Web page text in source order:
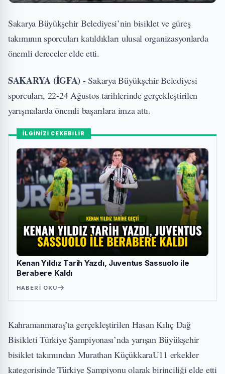
Sakarya Büyükşehir Belediyesi’nin bisiklet ve güreş
takımının sporcuları katıldıkları ulusal organizasyonlarda
önemli dereceler elde etti.
SAKARYA (İGFA) -Sakarya Büyükşehir Belediyesi
sporcuları, 22-24 Ağustos tarihlerinde gerçekleştirilen
yarışmalarda önemli başarılara imza attı.
İLGİNİZİ ÇEKEBİLİR
Kenan Yıldız Tarih Yazdı, Juventus Sassuolo ile
Berabere Kaldı
HABERI OKU
Kahramanmaraş’ta gerçekleştirilen Hasan Kılıç Dağ
Bisikleti Türkiye Şampiyonası’nda yarışan Büyükşehir
bisiklet takımından Murathan KüçükkaraU11 erkekler
kategorisinde Türkiye Şampiyonu olarak birinciliği elde etti